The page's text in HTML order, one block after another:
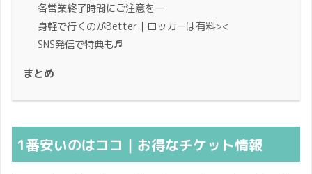
各営業終了時間にご注意をー
身軽で行くのがBetter｜ロッカーは有料><
SNS発信で特典も♬
まとめ
1番安いのはココ｜お得なチケット情報